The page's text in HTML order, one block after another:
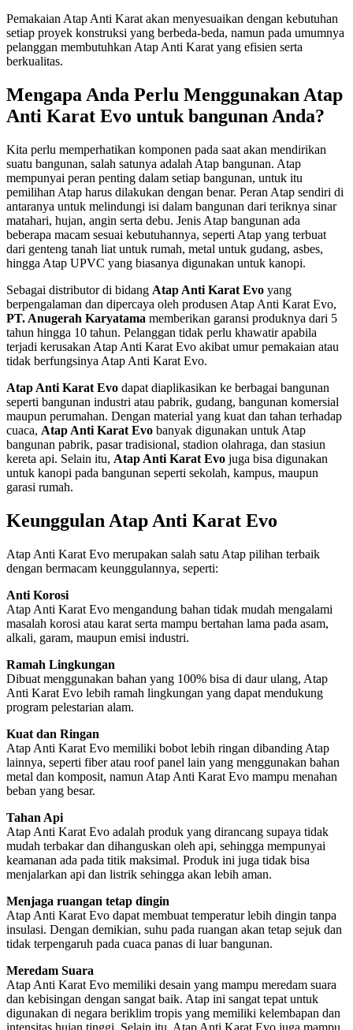
Pemakaian Atap Anti Karat akan menyesuaikan dengan kebutuhan
setiap proyek konstruksi yang berbeda-beda, namun pada umumnya
pelanggan membutuhkan Atap Anti Karat yang efisien serta
berkualitas.
Mengapa Anda Perlu Menggunakan Atap
Anti Karat Evo untuk bangunan Anda?
Kita perlu memperhatikan komponen pada saat akan mendirikan
suatu bangunan, salah satunya adalah Atap bangunan. Atap
mempunyai peran penting dalam setiap bangunan, untuk itu
pemilihan Atap harus dilakukan dengan benar. Peran Atap sendiri di
antaranya untuk melindungi isi dalam bangunan dari teriknya sinar
matahari, hujan, angin serta debu. Jenis Atap bangunan ada
beberapa macam sesuai kebutuhannya, seperti Atap yang terbuat
dari genteng tanah liat untuk rumah, metal untuk gudang, asbes,
hingga Atap UPVC yang biasanya digunakan untuk kanopi.
Sebagai distributor di bidang Atap Anti Karat Evo yang
berpengalaman dan dipercaya oleh produsen Atap Anti Karat Evo,
PT. Anugerah Karyatama memberikan garansi produknya dari 5
tahun hingga 10 tahun. Pelanggan tidak perlu khawatir apabila
terjadi kerusakan Atap Anti Karat Evo akibat umur pemakaian atau
tidak berfungsinya Atap Anti Karat Evo.
Atap Anti Karat Evo dapat diaplikasikan ke berbagai bangunan
seperti bangunan industri atau pabrik, gudang, bangunan komersial
maupun perumahan. Dengan material yang kuat dan tahan terhadap
cuaca, Atap Anti Karat Evo banyak digunakan untuk Atap
bangunan pabrik, pasar tradisional, stadion olahraga, dan stasiun
kereta api. Selain itu, Atap Anti Karat Evo juga bisa digunakan
untuk kanopi pada bangunan seperti sekolah, kampus, maupun
garasi rumah.
Keunggulan Atap Anti Karat Evo
Atap Anti Karat Evo merupakan salah satu Atap pilihan terbaik
dengan bermacam keunggulannya, seperti:
Anti Korosi
Atap Anti Karat Evo mengandung bahan tidak mudah mengalami
masalah korosi atau karat serta mampu bertahan lama pada asam,
alkali, garam, maupun emisi industri.
Ramah Lingkungan
Dibuat menggunakan bahan yang 100% bisa di daur ulang, Atap
Anti Karat Evo lebih ramah lingkungan yang dapat mendukung
program pelestarian alam.
Kuat dan Ringan
Atap Anti Karat Evo memiliki bobot lebih ringan dibanding Atap
lainnya, seperti fiber atau roof panel lain yang menggunakan bahan
metal dan komposit, namun Atap Anti Karat Evo mampu menahan
beban yang besar.
Tahan Api
Atap Anti Karat Evo adalah produk yang dirancang supaya tidak
mudah terbakar dan dihanguskan oleh api, sehingga mempunyai
keamanan ada pada titik maksimal. Produk ini juga tidak bisa
menjalarkan api dan listrik sehingga akan lebih aman.
Menjaga ruangan tetap dingin
Atap Anti Karat Evo dapat membuat temperatur lebih dingin tanpa
insulasi. Dengan demikian, suhu pada ruangan akan tetap sejuk dan
tidak terpengaruh pada cuaca panas di luar bangunan.
Meredam Suara
Atap Anti Karat Evo memiliki desain yang mampu meredam suara
dan kebisingan dengan sangat baik. Atap ini sangat tepat untuk
digunakan di negara beriklim tropis yang memiliki kelembapan dan
intensitas hujan tinggi. Selain itu, Atap Anti Karat Evo juga mampu